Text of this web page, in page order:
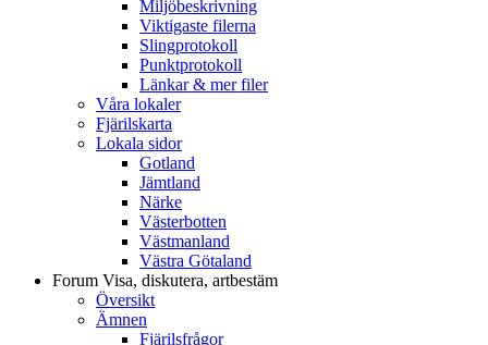
Miljöbeskrivning
Viktigaste filerna
Slingprotokoll
Punktprotokoll
Länkar & mer filer
Våra lokaler
Fjärilskarta
Lokala sidor
Gotland
Jämtland
Närke
Västerbotten
Västmanland
Västra Götaland
Forum Visa, diskutera, artbestäm
Översikt
Ämnen
Fjärilsfrågor